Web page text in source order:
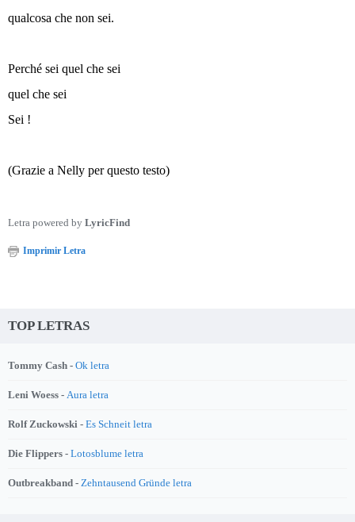
qualcosa che non sei.
Perché sei quel che sei
quel che sei
Sei !
(Grazie a Nelly per questo testo)
Letra powered by LyricFind
Imprimir Letra
TOP LETRAS
Tommy Cash - Ok letra
Leni Woess - Aura letra
Rolf Zuckowski - Es Schneit letra
Die Flippers - Lotosblume letra
Outbreakband - Zehntausend Gründe letra